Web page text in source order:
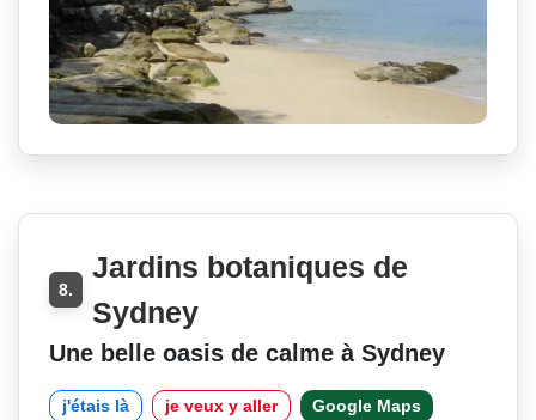
8.
Jardins botaniques de
Sydney
Une belle oasis de calme à Sydney
j'étais là je veux y aller Google Maps